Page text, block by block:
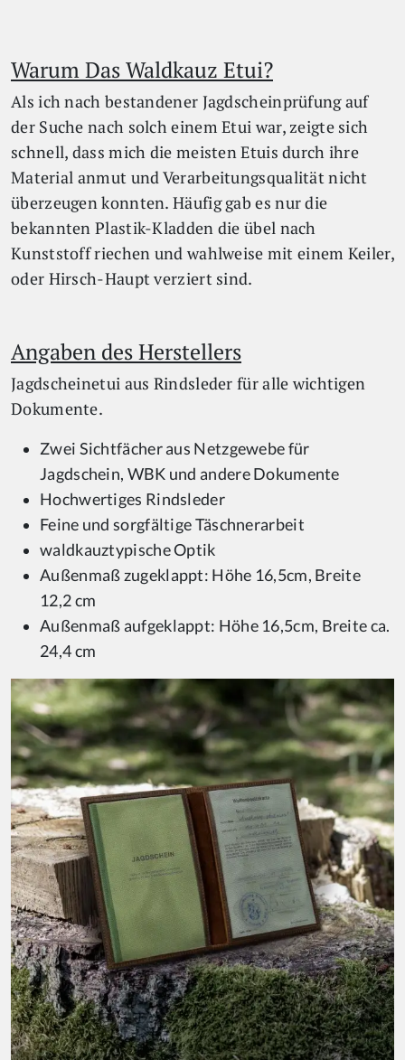
Warum Das Waldkauz Etui?
Als ich nach bestandener Jagdscheinprüfung auf
der Suche nach solch einem Etui war, zeigte sich
schnell, dass mich die meisten Etuis durch ihre
Material anmut und Verarbeitungsqualität nicht
überzeugen konnten. Häufig gab es nur die
bekannten Plastik-Kladden die übel nach
Kunststoff riechen und wahlweise mit einem Keiler,
oder Hirsch-Haupt verziert sind.
Angaben des Herstellers
Jagdscheinetui aus Rindsleder für alle wichtigen
Dokumente.
Zwei Sichtfächer aus Netzgewebe für
Jagdschein, WBK und andere Dokumente
Hochwertiges Rindsleder
Feine und sorgfältige Täschnerarbeit
waldkauztypische Optik
Außenmaß zugeklappt: Höhe 16,5cm, Breite
12,2 cm
Außenmaß aufgeklappt: Höhe 16,5cm, Breite ca.
24,4 cm